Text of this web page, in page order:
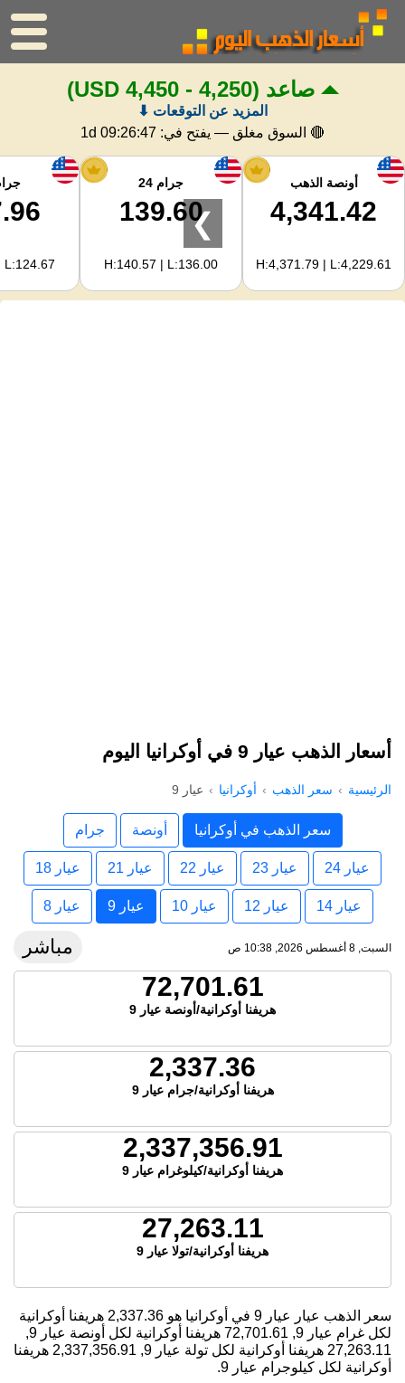
الرئيسية
سعر الذهب
اسعار الفضه
حاسبة الذهب
لمشرفي المواقع
صاعد (4,250 - 4,450 USD)
المزيد عن التوقعات ⬇
🔴 السوق مغلق — يفتح في: 1d 09:26:46
أونصة الذهب
4,341.42
H:4,371.79 | L:4,229.61
جرام 24
139.60
H:140.57 | L:136.00
L:124.67
❯
أسعار الذهب عيار 9 في أوكرانيا اليوم
الرئيسية سعر الذهب أوكرانيا عيار 9
سعر الذهب في أوكرانيا أونصة جرام
عيار 24 عيار 23 عيار 22 عيار 21 عيار 18
عيار 14 عيار 12 عيار 10 عيار 9 عيار 8
السبت, 8 أغسطس 2026, 10:38 ص مباشر
72,701.61
هريفنا أوكرانية/أونصة عيار 9
2,337.36
هريفنا أوكرانية/جرام عيار 9
2,337,356.91
هريفنا أوكرانية/كيلوغرام عيار 9
27,263.11
هريفنا أوكرانية/تولا عيار 9
سعر الذهب عيار عيار 9 في أوكرانيا هو 2,337.36 هريفنا أوكرانية
لكل غرام عيار 9,
72,701.61 هريفنا أوكرانية لكل أونصة عيار 9,
27,263.11 هريفنا أوكرانية لكل تولة عيار 9, 2,337,356.91 هريفنا
أوكرانية لكل كيلوجرام عيار 9.